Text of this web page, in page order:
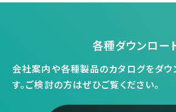
各種ダウンロー
会社案内や各種製品のカタログをダウ
す。ご検討の方はぜひご覧ください。